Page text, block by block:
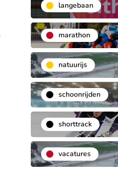
langebaan
marathon
natuurijs
schoonrijden
shorttrack
vacatures